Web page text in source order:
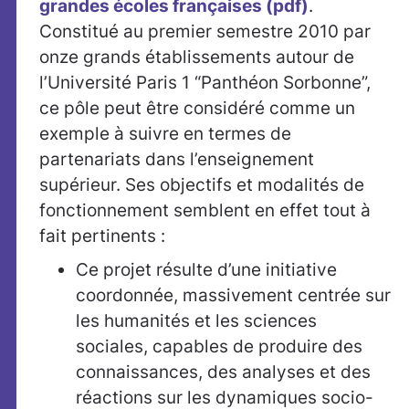
grandes écoles françaises (pdf).
Constitué au premier semestre 2010 par
onze grands établissements autour de
l’Université Paris 1 “Panthéon Sorbonne”,
ce pôle peut être considéré comme un
exemple à suivre en termes de
partenariats dans l’enseignement
supérieur. Ses objectifs et modalités de
fonctionnement semblent en effet tout à
fait pertinents :
Ce projet résulte d’une initiative
coordonnée, massivement centrée sur
les humanités et les sciences
sociales, capables de produire des
connaissances, des analyses et des
réactions sur les dynamiques socio-